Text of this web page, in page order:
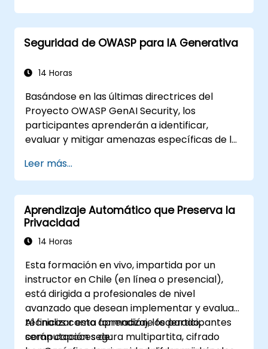
Seguridad de OWASP para IA Generativa
14 Horas
Basándose en las últimas directrices del
Proyecto OWASP GenAI Security, los
participantes aprenderán a identificar,
evaluar y mitigar amenazas específicas de la
del mundo real.
Leer más...
Aprendizaje Automático que Preserva la
Privacidad
14 Horas
Esta formación en vivo, impartida por un
instructor en Chile (en línea o presencial),
está dirigida a profesionales de nivel
avanzado que desean implementar y evaluar
técnicas como aprendizaje federado,
computación segura multipartita, cifrado
Al finalizar esta formación, los participantes
serán capaces de: